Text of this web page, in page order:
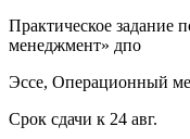
Практическое задание
менеджмент» дпо
Эссе, Операционный
Срок сдачи к 24 авг.